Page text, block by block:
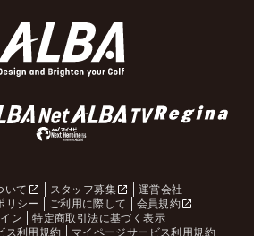
いて スタッフ募集
運営会社
リシー
ご利用に際して
会員規約
ン
特定商取引法に基づく表示
ス利用規約
マイページサービス利用規約